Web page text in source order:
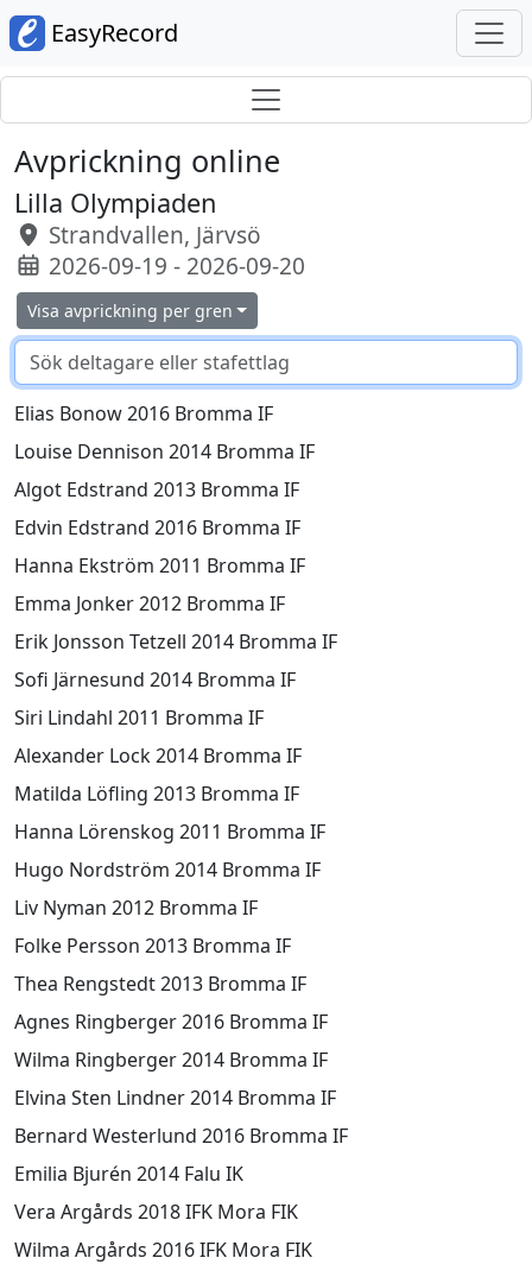
EasyRecord
Avprickning online
Lilla Olympiaden
Strandvallen, Järvsö
2026-09-19 - 2026-09-20
Elias Bonow 2016 Bromma IF
Louise Dennison 2014 Bromma IF
Algot Edstrand 2013 Bromma IF
Edvin Edstrand 2016 Bromma IF
Hanna Ekström 2011 Bromma IF
Emma Jonker 2012 Bromma IF
Erik Jonsson Tetzell 2014 Bromma IF
Sofi Järnesund 2014 Bromma IF
Siri Lindahl 2011 Bromma IF
Alexander Lock 2014 Bromma IF
Matilda Löfling 2013 Bromma IF
Hanna Lörenskog 2011 Bromma IF
Hugo Nordström 2014 Bromma IF
Liv Nyman 2012 Bromma IF
Folke Persson 2013 Bromma IF
Thea Rengstedt 2013 Bromma IF
Agnes Ringberger 2016 Bromma IF
Wilma Ringberger 2014 Bromma IF
Elvina Sten Lindner 2014 Bromma IF
Bernard Westerlund 2016 Bromma IF
Emilia Bjurén 2014 Falu IK
Vera Argårds 2018 IFK Mora FIK
Wilma Argårds 2016 IFK Mora FIK
Visa avprickning per gren